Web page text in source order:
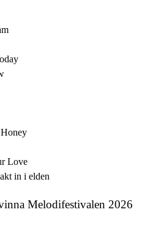
Love
in i elden
Melodifestivalen 2026